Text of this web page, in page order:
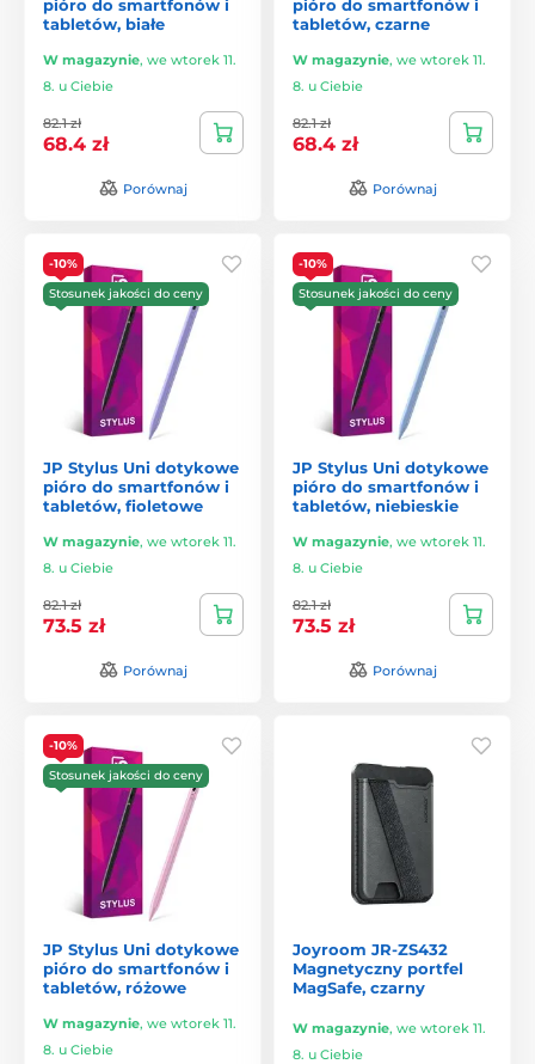
pióro do smartfonów i
tabletów, białe
W magazynie, we wtorek 11.
8. u Ciebie
82.1 zł
68.4 zł
Porównaj
pióro do smartfonów i
tabletów, czarne
W magazynie, we wtorek 11.
8. u Ciebie
82.1 zł
68.4 zł
Porównaj
-10%
Stosunek jakości do ceny
JP Stylus Uni dotykowe
pióro do smartfonów i
tabletów, fioletowe
W magazynie, we wtorek 11.
8. u Ciebie
82.1 zł
73.5 zł
Porównaj
-10%
Stosunek jakości do ceny
JP Stylus Uni dotykowe
pióro do smartfonów i
tabletów, niebieskie
W magazynie, we wtorek 11.
8. u Ciebie
82.1 zł
73.5 zł
Porównaj
-10%
Stosunek jakości do ceny
JP Stylus Uni dotykowe
pióro do smartfonów i
tabletów, różowe
W magazynie, we wtorek 11.
8. u Ciebie
Joyroom JR-ZS432
Magnetyczny portfel
MagSafe, czarny
W magazynie, we wtorek 11.
8. u Ciebie